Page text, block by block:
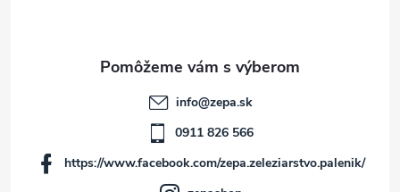
info@zepa.sk
0911 826 566
https://www.facebook.com/zepa.zeleziarstvo.palenik/